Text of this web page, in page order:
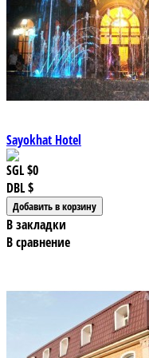
Sayokhat Hotel
SGL$0
DBL$
В закладки
В сравнение